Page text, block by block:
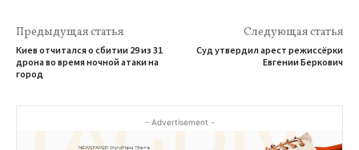
Предыдущая статья
Киев отчитался о сбитии 29 из 31
дрона во время ночной атаки на
город
Следующая статья
Суд утвердил арест режиссёрки
Евгении Беркович
- Advertisement -